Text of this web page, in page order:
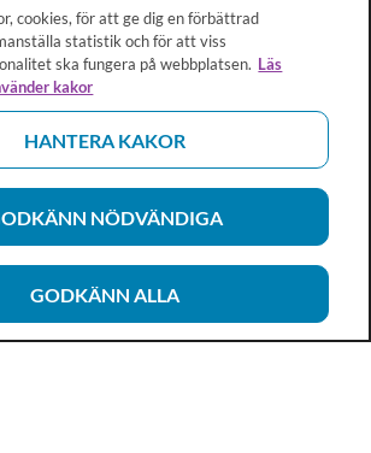
cookies, för att ge dig en förbättrad
statistik och för att viss
ska fungera på webbplatsen. Läs
kakor
HANTERA KAKOR
NÖDVÄNDIGA
GODKÄNN ALLA